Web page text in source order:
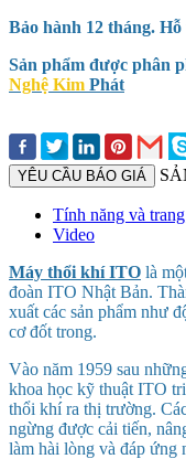
Bảo hành 12 tháng.
Sản phẩm được phân
Nghệ Kim Phát
YÊU CẦU BÁO GIÁ
Tính năng và
Video
Máy thổi khí ITO là
đoàn ITO Nhật Bản.
xuất các sản phẩm như
cơ đốt trong.
Vào năm 1959 sau
khoa học kỹ thuật ITO
thổi khí ra thị trường.
ngừng được cải tiến,
làm hài lòng và đáp ứng